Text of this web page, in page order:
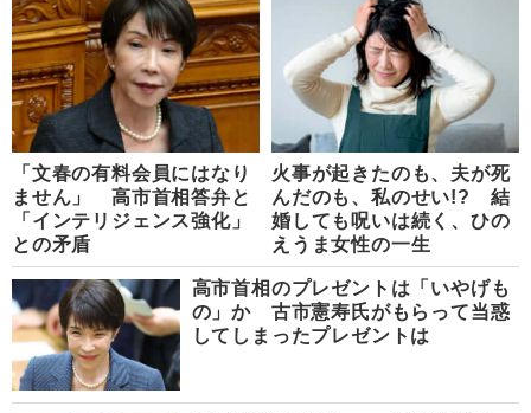
「文春の有料会員にはなり
ません」 高市首相答弁と
「インテリジェンス強化」
との矛盾
火事が起きたのも、夫が死
んだのも、私のせい!? 結
婚しても呪いは続く、ひの
えうま女性の一生
高市首相のプレゼントは「いやげも
の」か 古市憲寿氏がもらって当惑
してしまったプレゼントは